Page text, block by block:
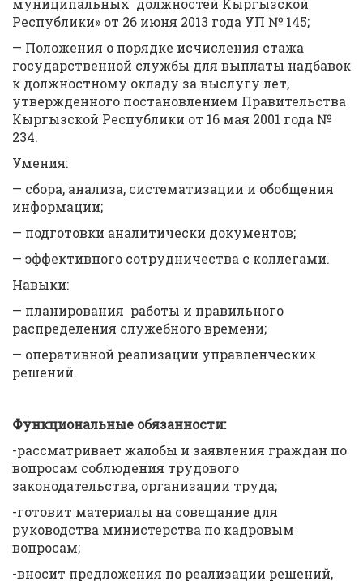
муниципальных должностей Кыргызской
Республики» от 26 июня 2013 года УП № 145;
— Положения о порядке исчисления стажа
государственной службы для выплаты надбавок
к должностному окладу за выслугу лет,
утвержденного постановлением Правительства
Кыргызской Республики от 16 мая 2001 года №
234.
Умения:
— сбора, анализа, систематизации и обобщения
информации;
— подготовки аналитически документов;
— эффективного сотрудничества с коллегами.
Навыки:
— планирования работы и правильного
распределения служебного времени;
— оперативной реализации управленческих
решений.
Функциональные обязанности:
-рассматривает жалобы и заявления граждан по
вопросам соблюдения трудового
законодательства, организации труда;
-готовит материалы на совещание для
руководства министерства по кадровым
вопросам;
-вносит предложения по реализации решений,